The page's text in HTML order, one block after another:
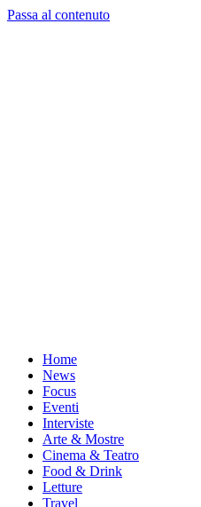
Passa al contenuto
Home
News
Focus
Eventi
Interviste
Arte & Mostre
Cinema & Teatro
Food & Drink
Letture
Travel